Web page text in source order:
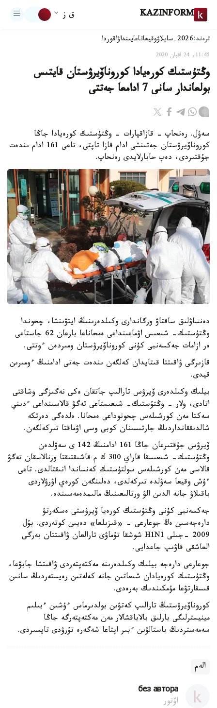
KAZINFORM ق ز
ترەند:2026-سايلاۋ وقيعاتاعايىنداۋاقوردا
11:45, 24 اقپان 2020
وڭتۇستىك كورەيادا كوروناۆيرۋستان قايتىس
بولعاندار سانى 7 ادامعا جەتتى
سەۋل. رەنحاپ - قازاقپارات - وڭتۇستىك كورەيادا جاڭا
كوروناۆيرۋستان جەتىنشى ادام قازا تاپتى، تاعى 161 ادام ىندەت
جۇقتىردى، دەپ حابارلايدى رەنحاپ.
دەنساۋلىق ساقتاۋ ورگاندارى وكىلدەرىنىڭ ايتۋىنشا، چحوندا
وڭتۇستىك- شىعىس اۋماعىنداعى ەمحاناعا بارعان 62 جاستاعى
ەر ازامات جەكسەنبى كۇنى كوروناۆيرۋستان ومىردەن ءوتتى.
قازىرگى ۋاقىتتا قىتايدان كەلگەن ىندەت جەتى ادامنىڭ ءومىرىن
قيدى.
بيلىك وكىلدەرى ۆيرۋس تارالىپ جاتقان ەكى نەگىزگى وشاقتى
اتادى، ولار - وڭتۇستىك- شىعىستاعى تەگۋ قالاسىنداعى ءدىني
سەكتا مەن كورشىلەس چحونوداعى ەمحانا. ەلدەگى دەرتكە
شالدىققانداردىڭ جارتىسىنان كوبى وسى اۋماقتا تىركەلگەن.
ۆيرۋس جۇقتىرعان جاڭا 161 ادامنىڭ 142 ى سەۋلدەن
وڭتۇستىك- شىعىسقا قاراي 300 ك م قاشىقتىقتا ورنالاسقان تەگۋ
قالاسى مەن كورشىلەس سولتۇستىك كەنساندا انىقتالدى. تاعى
ءۇش وقيعا سەۋلدە تىركەلدى، دەلىنگەن كورەي اۋرۋلاردى
باقىلاۋ جانە الدىن الۋ ورتالىعىنىڭ مالىمدەمەسىندە.
جەكسەنبى كۇنى وڭتۇستىك كورەيا ۆيرۋستى ەسكەرتۋ
دارەجەسىن ەڭ جوعارعى - «قىزىلعا» دەيىن كوتەردى. بۇل
2009 -جىلى H1N1 شوشقا تۇماۋى تارالعان ۋاقىتتان بەرگى
العاشقى قاۋىپ جاعدايى.
جوعارعى دارەجە بيلىك وكىلدەرىنە مەكتەپتەردى ۋاقىتشا جابۋعا،
وڭتۇستىك كورەيادان شىعاتىن جانە كەلەتىن رەيستەردىڭ سانىن
قىسقارتۋعا مۇمكىندىك بەرەدى.
كوروناۆيرۋستىڭ تارالىپ كەتۋىن بولدىرماس ءۇشىن ءبىلىم
مينيسترلىگى بارلىق بالاباقشالار مەن مەكتەپتەرگە جاڭا
سەمەستردىڭ باستالۋىن ءبىر اپتاعا شەگەرە تۇرۋدى تاپسىردى.
الەم
без автора
اۆتور